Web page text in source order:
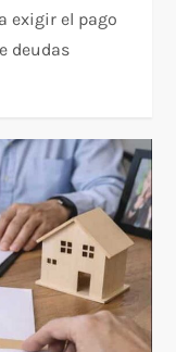
exigir el pago
deudas